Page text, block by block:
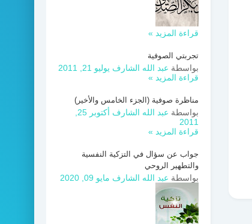
قراءة المزيد »
تجربتي الصوفية
بواسطة عبد الله الشارف يوليو 21, 2011
قراءة المزيد »
مناظرة صوفية (الجزء الخامس والأخير)
بواسطة عبد الله الشارف
2011
قراءة المزيد »
جواب عن سؤال في التزكية النفسية
والتطهير الروحي
بواسطة عبد الله الشارف مايو 09, 2020